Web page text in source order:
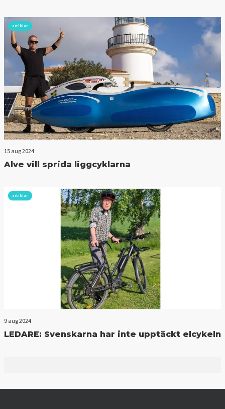
artiklar
15 aug 2024
Alve vill sprida liggcyklarna
artiklar
9 aug 2024
LEDARE: Svenskarna har inte upptäckt elcykeln